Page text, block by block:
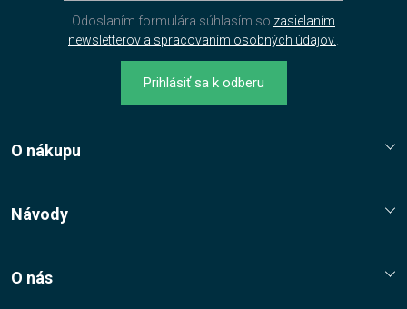
Odoslaním formulára súhlasím so zasielaním
newsletterov a spracovaním osobných údajov.
Prihlásiť sa k odberu
O nákupu
Jak nakupovat?
Návody
O nás